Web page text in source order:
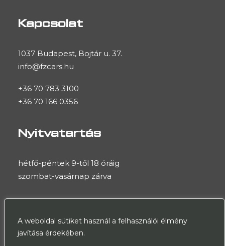
A weboldal sütiket használ a felhasználói élmény
javítása érdekében.
Kapcsolat
1037 Budapest, Bojtár u. 37.
info@fzcars.hu
+36 70 783 3100
+36 70 166 0356
Nyitvatartás
hétfő-péntek 9-től 18 óráig
szombat-vasárnap zárva